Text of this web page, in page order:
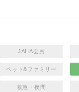
JAHA会員
ペット&ファミリー
救急・夜間